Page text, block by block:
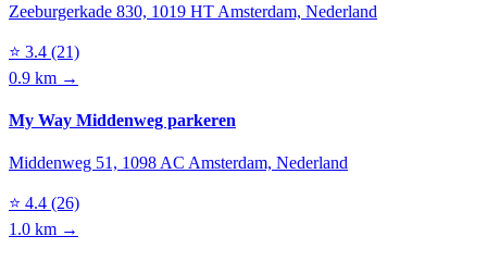
Zeeburgerkade 830, 1019 HT Amsterdam, Nederland
⭐ 3.4 (21)
0.9 km →
My Way Middenweg parkeren
Middenweg 51, 1098 AC Amsterdam, Nederland
⭐ 4.4 (26)
1.0 km →